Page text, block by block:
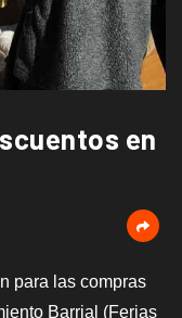
en
para las compras
Barrial (Ferias